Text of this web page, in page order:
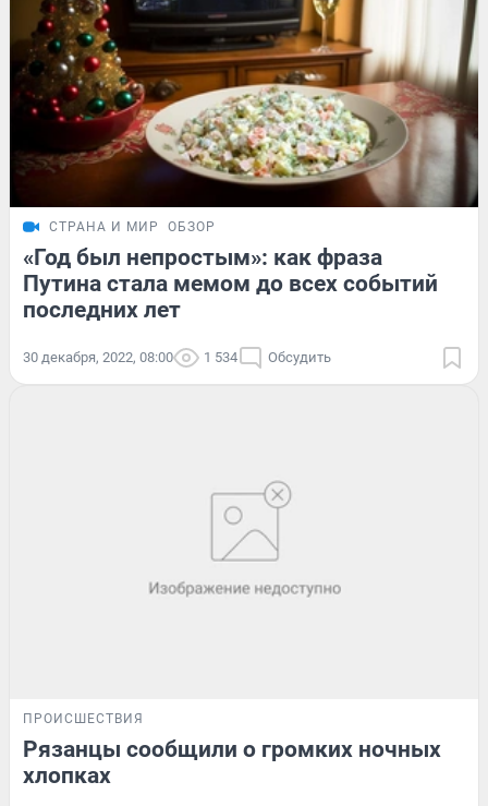
СТРАНА И МИР ОБЗОР
«Год был непростым»: как фраза
Путина стала мемом до всех событий
последних лет
30 декабря, 2022, 08:00 1 534 Обсудить
ПРОИСШЕСТВИЯ
Рязанцы сообщили о громких ночных
хлопках